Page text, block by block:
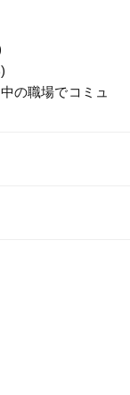
の職場でコミュ